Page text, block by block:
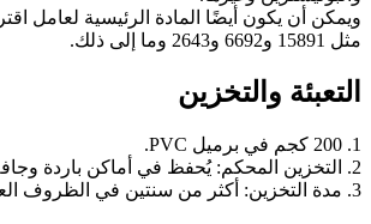
ويمكن أن يكون أيضًا المادة الرئيسية لعامل
مثل 15891 و6692 و2643 وما إلى ذلك.
التعبئة والتخزين
1. 200 كجم في برميل PVC.
2. التخزين المحكم: يُحفظ في أماكن باردة وجافة وجيدة التهوية.
3. مدة التخزين: أكثر من سنتين في الظروف العادية.